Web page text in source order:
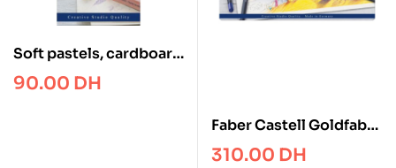
Soft pastels, cardboard
wallet of 12
90.00 DH
Faber Castell Goldfaber
colour pencil, tin of 36
310.00 DH